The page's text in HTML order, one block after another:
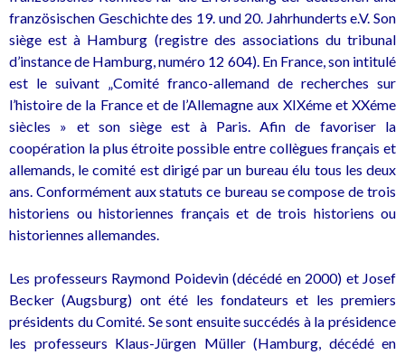
französischen Geschichte des 19. und 20. Jahrhunderts e.V. Son
siège est à Hamburg (registre des associations du tribunal
d’instance de Hamburg, numéro 12 604). En France, son intitulé
est le suivant „Comité franco-allemand de recherches sur
l’histoire de la France et de l’Allemagne aux XIXéme et XXéme
siècles » et son siège est à Paris. Afin de favoriser la
coopération la plus étroite possible entre collègues français et
allemands, le comité est dirigé par un bureau élu tous les deux
ans. Conformément aux statuts ce bureau se compose de trois
historiens ou historiennes français et de trois historiens ou
historiennes allemandes.
Les professeurs Raymond Poidevin (décédé en 2000) et Josef
Becker (Augsburg) ont été les fondateurs et les premiers
présidents du Comité. Se sont ensuite succédés à la présidence
les professeurs Klaus-Jürgen Müller (Hamburg, décédé en